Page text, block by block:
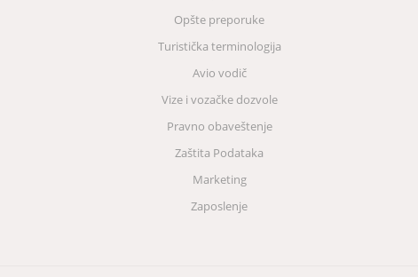
Opšte preporuke
Turistička terminologija
Avio vodič
Vize i vozačke dozvole
Pravno obaveštenje
Zaštita Podataka
Marketing
Zaposlenje